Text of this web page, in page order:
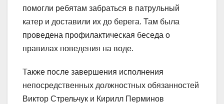
помогли ребятам забраться в патрульный
катер и доставили их до берега. Там была
проведена профилактическая беседа о
правилах поведения на воде.
Также после завершения исполнения
непосредственных должностных обязанностей
Виктор Стрельчук и Кирилл Перминов